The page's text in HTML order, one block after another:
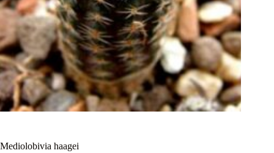
Mediolobivia haagei